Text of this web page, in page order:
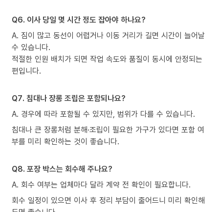
Q6. 이사 당일 몇 시간 정도 잡아야 하나요?
A. 짐이 많고 동선이 어렵거나 이동 거리가 길면 시간이 늘어날
수 있습니다.
적절한 인원 배치가 되면 작업 속도와 품질이 동시에 안정되는
편입니다.
Q7. 침대나 장롱 조립은 포함되나요?
A. 경우에 따라 포함될 수 있지만, 범위가 다를 수 있습니다.
침대나 큰 장롱처럼 분해·조립이 필요한 가구가 있다면 포함 여
부를 미리 확인하는 것이 좋습니다.
Q8. 포장 박스는 회수해 주나요?
A. 회수 여부는 업체마다 달라 계약 전 확인이 필요합니다.
회수 일정이 있으면 이사 후 정리 부담이 줄어드니 미리 확인해